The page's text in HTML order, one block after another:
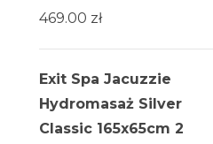
469.00 zł
Exit Spa Jacuzzie
Hydromasaż Silver
Classic 165x65cm 2